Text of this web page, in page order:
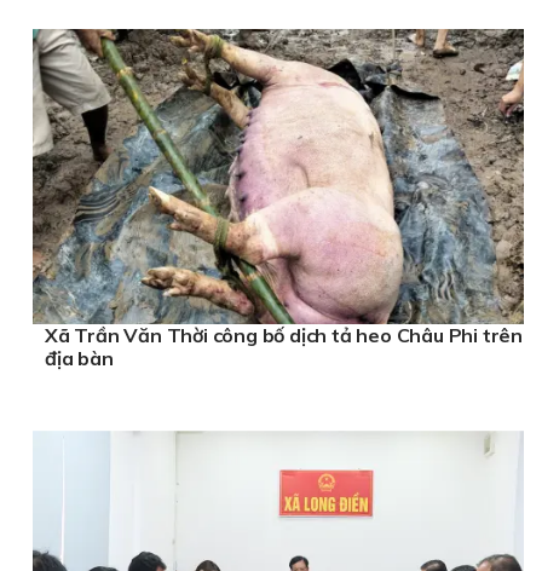
Xã Trần Văn Thời công bố dịch tả heo Châu Phi trên
địa bàn